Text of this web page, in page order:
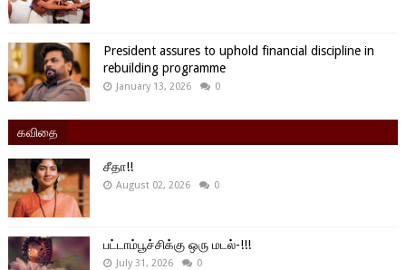
President assures to uphold financial discipline in
rebuilding programme
January 13, 2026 0
கவிதை
சீதா!!
August 02, 2026 0
பட்டாம்பூச்சிக்கு ஒரு மடல்-!!!
July 31, 2026 0